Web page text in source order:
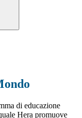
di educazione
Hera promuove